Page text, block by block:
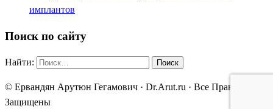
имплантов
Поиск по сайту
Найти:
© Ервандян Арутюн Гегамович · Dr.Arut.ru · Все Права
Защищены